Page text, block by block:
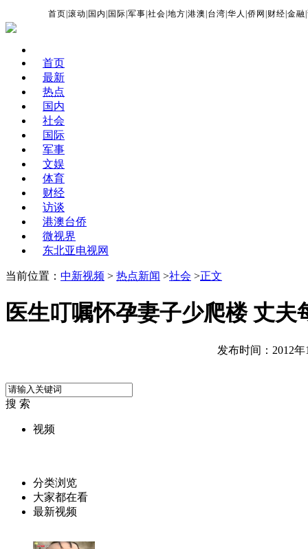
首页 |滚动 国内 国际 |军事 |社会 |地方 |港澳 台湾 |华人 |侨网 财经 |金融 |
首页
最新
热点
国内
社会
国际
军事
文娱
体育
财经
访谈
港澳台侨
微视界
东北亚电视网
当前位置： 中新视频 > 热点新闻 >社会 >正文
医生叮嘱怀孕妻子少爬楼 丈夫
发布时间：2012年
搜 索
视频
分类浏览
大家都在看
最新视频